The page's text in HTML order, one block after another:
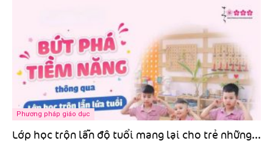
Phương pháp giáo dục
Lớp học trộn lẫn độ tuổi mang lại cho trẻ những...